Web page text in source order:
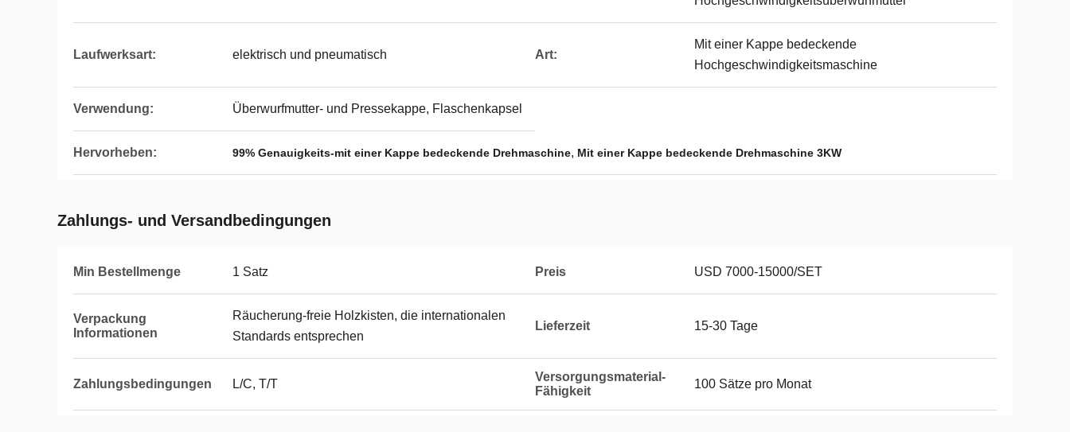
Laufwerksart: elektrisch und pneumatisch Art:
Mit einer Kappe bedeckende
Hochgeschwindigkeitsmaschine
Verwendung: Überwurfmutter- und Pressekappe, Flaschenkapsel
Hervorheben: 99% Genauigkeits-mit einer Kappe bedeckende Drehmaschine, Mit einer Kappe bedeckende Drehmaschine 3KW
Zahlungs- und Versandbedingungen
Min Bestellmenge 1 Satz Preis USD 7000-15000/SET
Verpackung
Informationen
Räucherung-freie Holzkisten, die internationalen
Standards entsprechen
Lieferzeit 15-30 Tage
Zahlungsbedingungen L/C, T/T
Versorgungsmaterial-
Fähigkeit
100 Sätze pro Monat